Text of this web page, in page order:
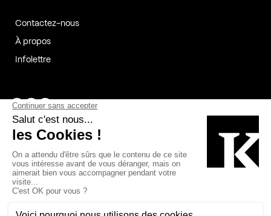
Contactez-nous
À propos
Infolettre
Page Facebook de Kollectif
Page Instagram de Kollectif
Page Linkedin de Kollectif
Bâtiment-Durable-Québec-1
Esquisses-1IRAC-1